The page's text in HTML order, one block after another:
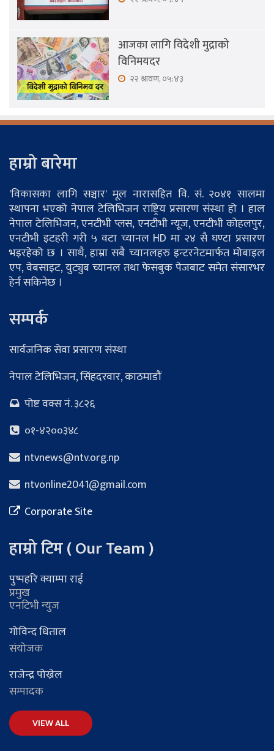
आजका लागि विदेशी मुद्राको
विनिमयदर
२२ श्रावण, ०५:४३
हाम्रो बारेमा
'विकासका लागि सञ्चार' मूल नारासहित वि. सं. २०४१ सालमा
स्थापना भएको नेपाल टेलिभिजन राष्ट्रिय प्रसारण संस्था हो । हाल
नेपाल टेलिभिजन, एनटीभी प्लस, एनटीभी न्यूज, एनटीभी कोहलपुर,
एनटीभी इटहरी गरी ५ वटा च्यानल HD मा २४ सै घण्टा प्रसारण
भइरहेको छ । साथै, हाम्रा सबै च्यानलहरु इन्टरनेटमार्फत मोबाइल
एप, वेबसाइट, युट्युब च्यानल तथा फेसबुक पेजबाट समेत संसारभर
हेर्न सकिनेछ ।
सम्पर्क
सार्वजनिक सेवा प्रसारण संस्था
नेपाल टेलिभिजन, सिंहदरवार, काठमाडौं
पोष्ट वक्स नं. ३८२६
०१-४२००३४८
ntvnews@ntv.org.np
ntvonline2041@gmail.com
Corporate Site
हाम्रो टिम ( Our Team )
पुष्पहरि क्याम्पा राई
प्रमुख
एनटिभी न्युज
गोविन्द धिताल
संयोजक
राजेन्द्र पोख्रेल
सम्पादक
VIEW ALL